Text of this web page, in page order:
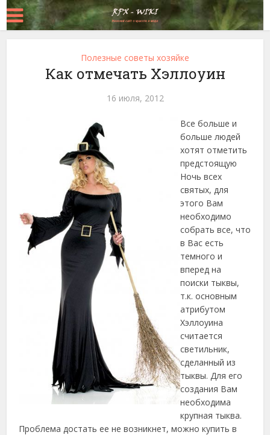
Полезные советы хозяйке
Как отмечать Хэллоуин
16 июля, 2012
Все больше и
больше людей
хотят отметить
предстоящую
Ночь всех
святых, для
этого Вам
необходимо
собрать все, что
в Вас есть
темного и
вперед на
поиски тыквы,
т.к. основным
атрибутом
Хэллоуина
считается
светильник,
сделанный из
тыквы. Для его
создания Вам
необходима
крупная тыква.
Проблема достать ее не возникнет, можно купить в